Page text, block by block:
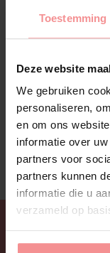
Toestemming
Deze website
We gebruiken
personaliseren,
en om ons
informatie over
partners voor
partners kunnen
informatie die u
verzameld op
lingerieen is
drogisterij